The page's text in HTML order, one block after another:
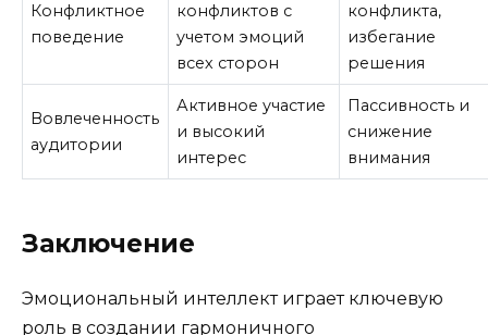
Конфликтное
поведение
конфликтов с
учетом эмоций
всех сторон
конфликта,
избегание
решения
Вовлеченность
аудитории
Активное участие
и высокий
интерес
Пассивность и
снижение
внимания
Заключение
Эмоциональный интеллект играет ключевую
роль в создании гармоничного